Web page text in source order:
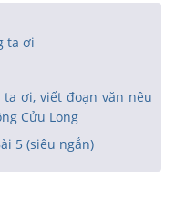
ta ơi
ơi, viết đoạn văn nêu
Cửu Long
5 (siêu ngắn)